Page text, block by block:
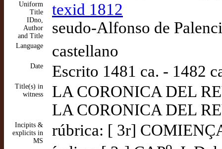
Uniform
Title
IDno,
Author
and Title
texid 1812
seudo-Alfonso de
Language castellano
Date Escrito 1481 ca. - 1482
Title(s) in
witness
LA CORONICA DEL
LA CORONICA DEL
Incipits &
explicits in
MS
rúbrica: [ 3r]